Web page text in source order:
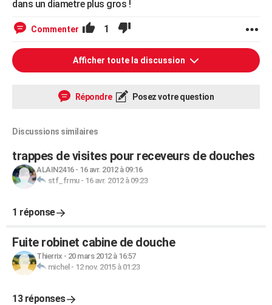
dans un diametre plus gros !
Commenter 1
Afficher toute la discussion
Répondre Posez votre question
Discussions similaires
trappes de visites pour receveurs de douches
ALAIN2416- 16 avr. 2012 à 09:16
stf_frmu- 16 avr. 2012 à 09:23
1 réponse
Fuite robinet cabine de douche
Thierrix - 20 mars 2012 à 16:57
michel - 12 nov. 2015 à 01:23
13 réponses